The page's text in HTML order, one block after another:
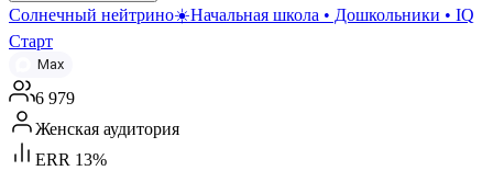
Солнечный нейтрино☀️Начальная школа • Дошкольники • IQ
Старт
Max
6 979
Женская аудитория
ERR 13%